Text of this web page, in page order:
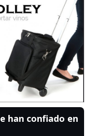
han confiado en